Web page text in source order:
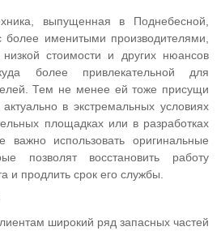
выпущенная в Поднебесной,
более именитыми производителями,
стоимости и других нюансов
более привлекательной для
Тем не менее ей тоже присущи
в экстремальных условиях
площадках или в разработках
важно использовать оригинальные
позволят восстановить работу
и продлить срок его службы.
широкий ряд запасных частей